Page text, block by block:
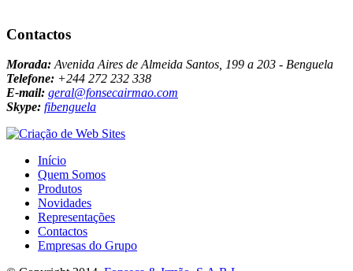
Contactos
Morada: Avenida Aires de Almeida Santos, 199 a 203 - Benguela
Telefone: +244 272 232 338
E-mail: geral@fonsecairmao.com
Skype: fibenguela
Início
Quem Somos
Produtos
Novidades
Representações
Contactos
Empresas do Grupo